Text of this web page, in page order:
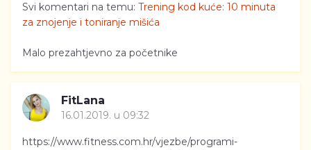
Svi komentari na temu: Trening kod kuće: 10 minuta
za znojenje i toniranje mišića
Malo prezahtjevno za početnike
FitLana
16.01.2019. u 09:32
https://www.fitness.com.hr/vjezbe/programi-